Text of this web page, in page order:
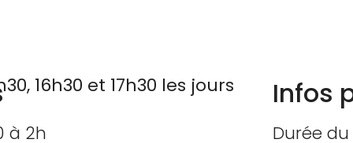
à 2h
16h30 et 17h30 les jours
Infos
Durée